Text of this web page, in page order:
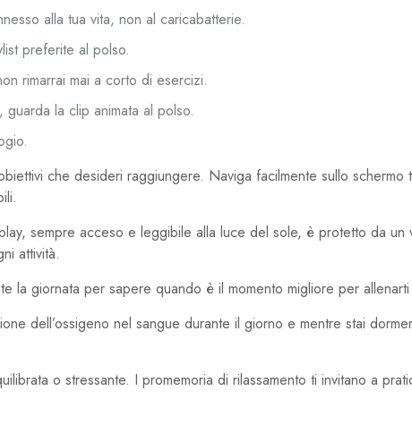
alla tua vita, non al caricabatterie.
preferite al polso.
rimarrai mai a corto di esercizi.
la clip animata al polso.
che desideri raggiungere. Naviga facilmente sullo
sempre acceso e leggibile alla luce del sole, è protetto da
attività.
la giornata per sapere quando è il momento migliore per
dell’ossigeno nel sangue durante il giorno e mentre stai
o stressante. I promemoria di rilassamento ti invitano a